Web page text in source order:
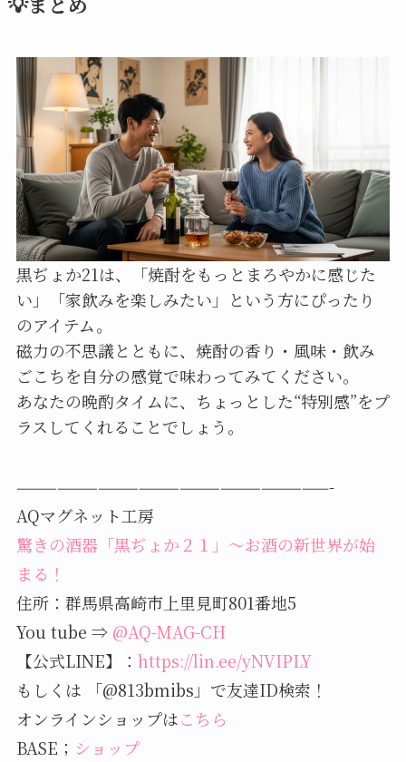
黒ぢょか21は、「焼酎をもっとまろやかに感じた
い」「家飲みを楽しみたい」という方にぴったり
のアイテム。
磁力の不思議とともに、焼酎の香り・風味・飲み
ごこちを自分の感覚で味わってみてください。
あなたの晩酌タイムに、ちょっとした“特別感”をプ
ラスしてくれることでしょう。
———————————————————————-
AQマグネット工房
驚きの酒器「黒ぢょか２１」～お酒の新世界が始
まる！
住所：群馬県高崎市上里見町801番地5
You tube ⇒ @AQ-MAG-CH
【公式LINE】： https://lin.ee/yNVIPLY
もしくは 「@813bmibs」で友達ID検索！
オンラインショップはこちら
BASE； ショップ